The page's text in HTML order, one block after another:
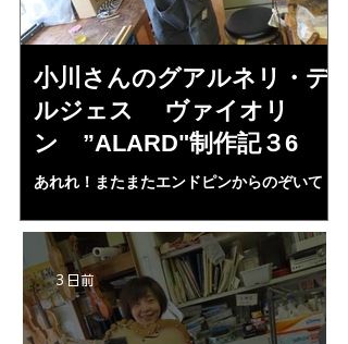
小川さんのグアルネリ・デ
ルジェス ヴァイオリ
ン ”ALARD"制作記３6
あれれ！またまたエンドピンからのぞいて
ペーパー１００゜で徹底して削る。やっと光
が消えた。にかわで再度閉じる。消えた――
の小川さんの笑顔が満開となる・・。いよい
よ来週からニス塗りか？
3 日前